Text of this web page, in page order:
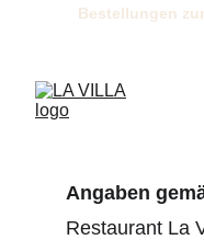
Bestellungen
Angaben
Restaurant La